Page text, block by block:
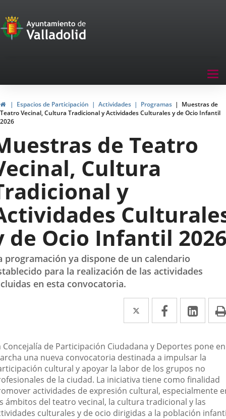
Portal
de
navegación
InicioEspacios de Participación Actividades Programas
Muestras de
Teatro Vecinal, Cultura Tradicional y Actividades Culturales y de Ocio Infantil
2026
de Teatro
Cultura
y
de Ocio Infantil
programación ya dispone de un calendario
para la realización de las actividades
en esta convocatoria.
Twitter
Enlace
a
una
aplicación
externa.
Facebook
Enlace
a
una
aplicación
externa.
a
una
Concejalía de Participación Ciudadana y Deportes pone en
una nueva convocatoria destinada a impulsar la
cultural y apoyar la labor de los grupos no
de la ciudad. La iniciativa tiene como finalidad
actividades de expresión cultural, especialmente
ámbitos del teatro vecinal, la cultura tradicional y las
culturales y de ocio dirigidas a la población